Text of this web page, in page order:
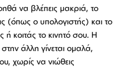
να βλέπεις μακριά, το
(όπως ο υπολογιστής) και το
ή κοιτάς το κινητό σου. Η
άλλη γίνεται ομαλά,
χωρίς να νιώθεις